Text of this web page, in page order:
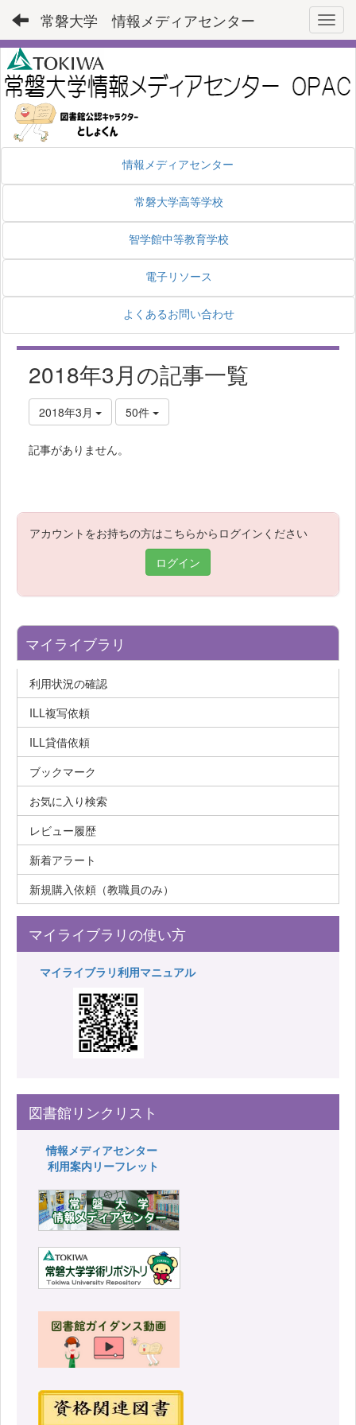
常磐大学 情報メディアセンター
情報メディアセンター
常磐大学高等学校
智学館中等教育学校
電子リソース
よくあるお問い合わせ
2018年3月の記事一覧
2018年3月 50件
記事がありません。
アカウントをお持ちの方はこちらからログインください
ログイン
マイライブラリ
利用状況の確認
ILL複写依頼
ILL貸借依頼
ブックマーク
お気に入り検索
レビュー履歴
新着アラート
新規購入依頼（教職員のみ）
マイライブラリの使い方
マイライブラリ利用マニュアル
図書館リンクリスト
情報メディアセンター
利用案内リーフレット